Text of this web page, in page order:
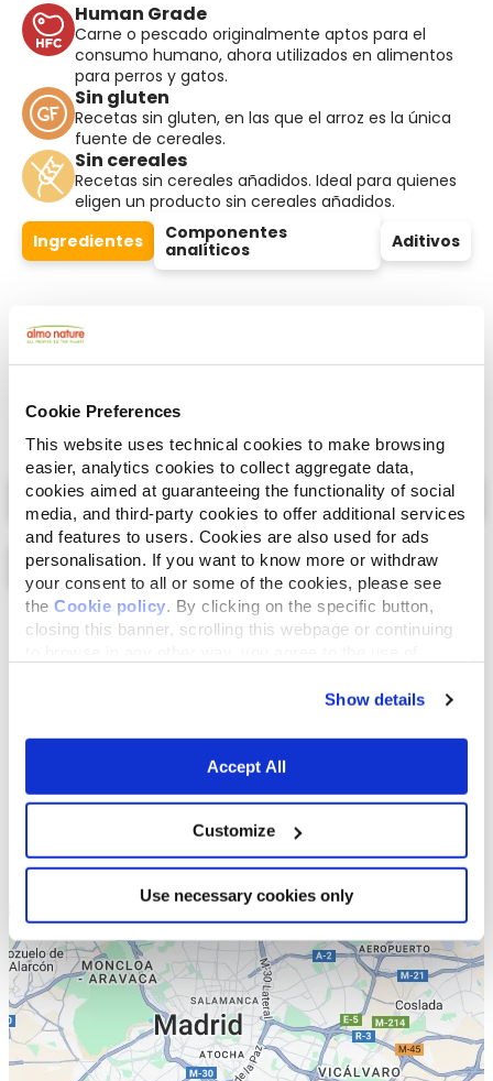
Cookie Preferences
This website uses technical cookies to make browsing
easier, analytics cookies to collect aggregate data,
cookies aimed at guaranteeing the functionality of social
media, and third-party cookies to offer additional services
and features to users. Cookies are also used for ads
personalisation. If you want to know more or withdraw
your consent to all or some of the cookies, please see
the Cookie policy. By clicking on the specific button,
closing this banner, scrolling this webpage or continuing
Show details
Accept All
Customize
Use necessary cookies only
Human Grade
Carne o pescado originalmente aptos para el
consumo humano, ahora utilizados en alimentos
para perros y gatos.
Sin gluten
Recetas sin gluten, en las que el arroz es la única
fuente de cereales.
Sin cereales
Recetas sin cereales añadidos. Ideal para quienes
eligen un producto sin cereales añadidos.
Ingredientes
Componentes
analíticos
Aditivos
sustancias minerales, aceite de pescado, achicoria.
Select a tab
Lista Mapa